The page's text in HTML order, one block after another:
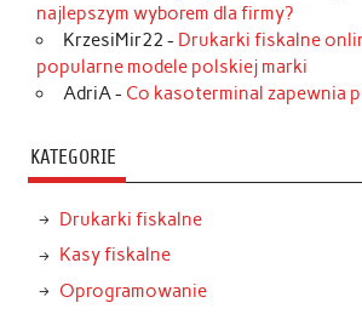
najlepszym wyborem dla firmy?
KrzesiMir22 - Drukarki fiskalne
popularne modele polskiej marki
AdriA- Co kasoterminal zapewnia
KATEGORIE
Drukarki fiskalne
Kasy fiskalne
Oprogramowanie